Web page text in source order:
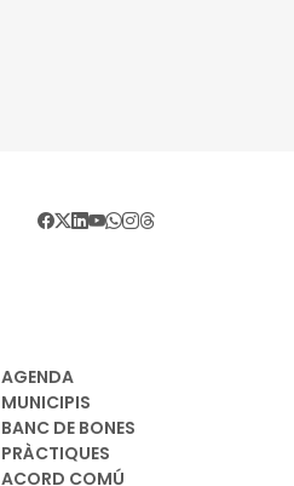
AGENDA
MUNICIPIS
BANC DE BONES
PRÀCTIQUES
ACORD COMÚ